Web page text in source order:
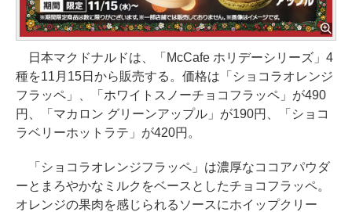
日本マクドナルドは、「McCafe ホリデーシリーズ」4
種を11月15日から販売する。価格は「ショコラオレンジ
フラッペ」、「ホワイトスノーチョコフラッペ」が490
円、「マカロン グリーンアップル」が190円、「ショコ
ラベリーホットラテ」が420円。
「ショコラオレンジフラッペ」は濃厚なココアパウダ
ーとまろやかなミルクをベースとしたチョコフラッペ。
オレンジの果肉を感じられるソースにホイップクリー